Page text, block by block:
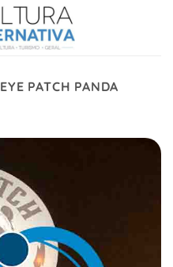
EYE PATCH PANDA